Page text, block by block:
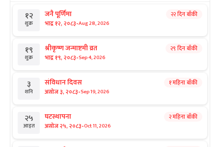
१२
शुक्र
जनै पूर्णिमा
भाद्र १२, २०८३-Aug 28, 2026
२२ दिन बाँकी
१९
शुक्र
श्रीकृष्ण जन्माष्टमी व्रत
भाद्र १९, २०८३-Sep 4, 2026
२९ दिन बाँकी
३
शनि
संविधान दिवस
असोज ३, २०८३-Sep 19, 2026
१ महिना बाँकी
२५
आइत
घटस्थापना
असोज २५, २०८३-Oct 11, 2026
२ महिना बाँकी